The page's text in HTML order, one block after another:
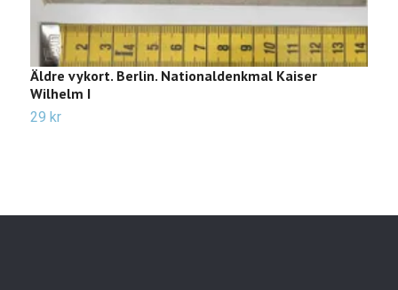
Äldre vykort. Berlin. Nationaldenkmal Kaiser
Wilhelm I
29 kr